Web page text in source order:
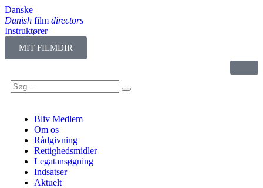
Danske
Danish film directors
Instruktører
MIT FILMDIR
Bliv Medlem
Om os
Rådgivning
Rettighedsmidler
Legatansøgning
Indsatser
Aktuelt